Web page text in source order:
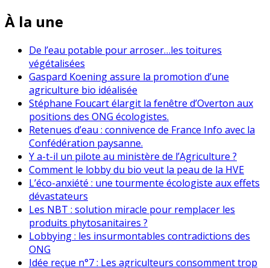
À la une
De l’eau potable pour arroser…les toitures
végétalisées
Gaspard Koening assure la promotion d’une
agriculture bio idéalisée
Stéphane Foucart élargit la fenêtre d’Overton aux
positions des ONG écologistes.
Retenues d’eau : connivence de France Info avec la
Confédération paysanne.
Y a-t-il un pilote au ministère de l’Agriculture ?
Comment le lobby du bio veut la peau de la HVE
L’éco-anxiété : une tourmente écologiste aux effets
dévastateurs
Les NBT : solution miracle pour remplacer les
produits phytosanitaires ?
Lobbying : les insurmontables contradictions des
ONG
Idée reçue n°7 : Les agriculteurs consomment trop